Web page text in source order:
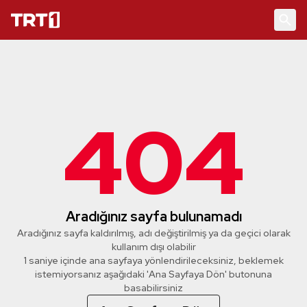
404
Aradığınız sayfa bulunamadı
Aradığınız sayfa kaldırılmış, adı değiştirilmiş ya da geçici olarak
kullanım dışı olabilir
1 saniye içinde ana sayfaya yönlendirileceksiniz, beklemek
istemiyorsanız aşağıdaki 'Ana Sayfaya Dön' butonuna
basabilirsiniz